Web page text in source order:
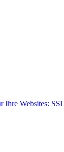
Ihre Websites: